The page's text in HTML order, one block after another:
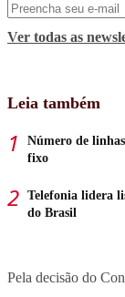
Ver todas as
Leia também
Número de
fixo
Telefonia lidera
do Brasil
Pela decisão do